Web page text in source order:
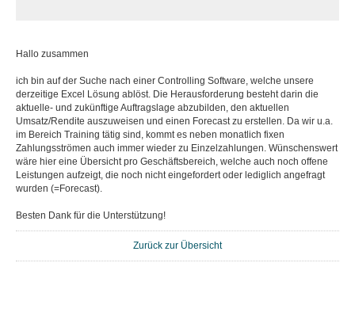
Hallo zusammen
ich bin auf der Suche nach einer Controlling Software, welche unsere
derzeitige Excel Lösung ablöst. Die Herausforderung besteht darin die
aktuelle- und zukünftige Auftragslage abzubilden, den aktuellen
Umsatz/Rendite auszuweisen und einen Forecast zu erstellen. Da wir u.a.
im Bereich Training tätig sind, kommt es neben monatlich fixen
Zahlungsströmen auch immer wieder zu Einzelzahlungen. Wünschenswert
wäre hier eine Übersicht pro Geschäftsbereich, welche auch noch offene
Leistungen aufzeigt, die noch nicht eingefordert oder lediglich angefragt
wurden (=Forecast).
Besten Dank für die Unterstützung!
Zurück zur Übersicht